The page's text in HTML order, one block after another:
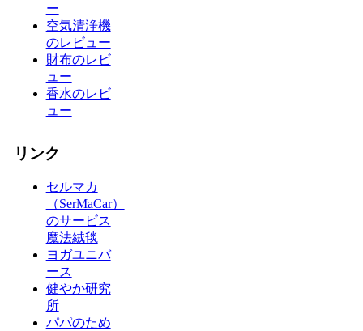
ー
空気清浄機
のレビュー
財布のレビ
ュー
香水のレビ
ュー
リンク
セルマカ
（SerMaCar）
のサービス
魔法絨毯
ヨガユニバ
ース
健やか研究
所
パパのため